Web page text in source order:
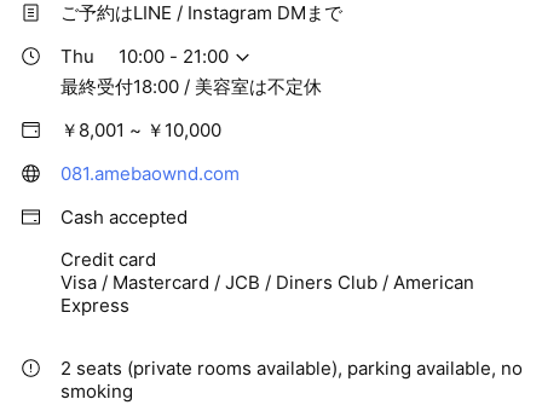
ご予約はLINE / Instagram DMまで
Thu
10:00 - 21:00
最終受付18:00 / 美容室は不定休
￥8,001 ~ ￥10,000
081.amebaownd.com
Cash accepted
Credit card
Visa / Mastercard / JCB / Diners Club / American
Express
2 seats (private rooms available), parking available, no
smoking